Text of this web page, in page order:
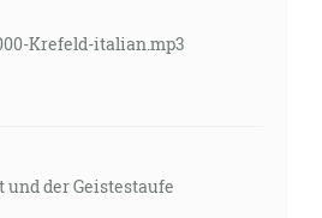
Krefeld-italian.mp3
und der Geistestaufe